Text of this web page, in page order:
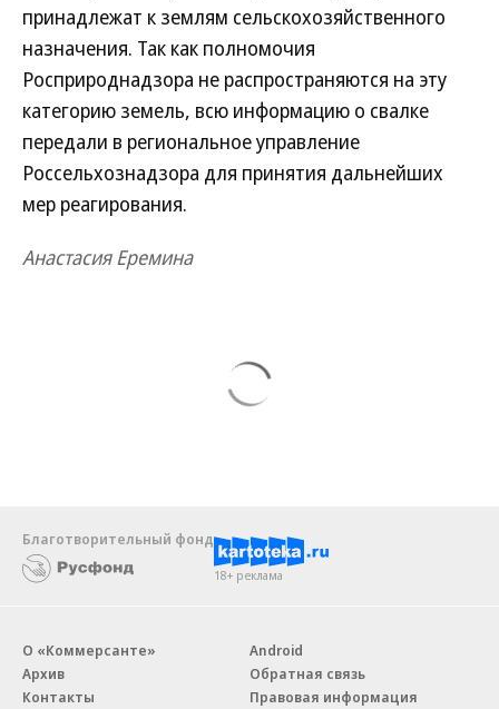
принадлежат к землям сельскохозяйственного
назначения. Так как полномочия
Росприроднадзора не распространяются на эту
категорию земель, всю информацию о свалке
передали в региональное управление
Россельхознадзора для принятия дальнейших
мер реагирования.
Анастасия Еремина
Благотворительный фонд
18+ реклама
О «Коммерсанте»
Архив
Контакты
Android
Обратная связь
Правовая информация